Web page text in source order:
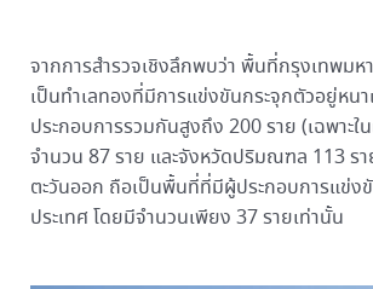
จากการสำรวจเชิงลึกพบว่า พื้นที่กรุงเทพม
เป็นทำเลทองที่มีการแข่งขันกระจุกตัวอยู่หน
ประกอบการรวมกันสูงถึง 200 ราย (เฉพาะใ
จำนวน 87 ราย และจังหวัดปริมณฑล 113 ร
ตะวันออก ถือเป็นพื้นที่ที่มีผู้ประกอบการแข่ง
ประเทศ โดยมีจำนวนเพียง 37 รายเท่านั้น